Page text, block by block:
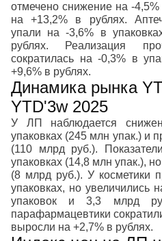
отмечено снижение на -4,5%
на +13,2% в рублях.
упали на -3,6% в
рублях. Реализация
сократилась на -0,3% в
+9,6% в рублях.
Динамика рынка
YTD'3w 2025
У ЛП наблюдается
упаковках (245 млн упак.) и
(110 млрд руб.).
упаковках (14,8 млн упак.),
(8 млрд руб.). У косметики
упаковках, но увеличились
упаковок и 3,3 млрд
парафармацевтики
выросли на +2,7% в рублях.